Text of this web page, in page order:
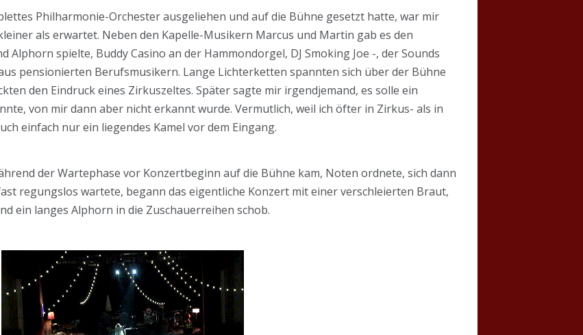
Philharmonie-Orchester ausgeliehen und auf die Bühne gesetzt hatte, war mir
als erwartet. Neben den Kapelle-Musikern Marcus und Martin gab es den
Alphorn spielte, Buddy Casino an der Hammondorgel, DJ Smoking Joe -, der Sounds
pensionierten Berufsmusikern. Lange Lichterketten spannten sich über der Bühne
den Eindruck eines Zirkuszeltes. Später sagte mir irgendjemand, es solle ein
von mir dann aber nicht erkannt wurde. Vermutlich, weil ich öfter in Zirkus- als in
einfach nur ein liegendes Kamel vor dem Eingang.
der Wartephase vor Konzertbeginn auf die Bühne kam, Noten ordnete, sich dann
regungslos wartete, begann das eigentliche Konzert mit einer verschleierten Braut,
ein langes Alphorn in die Zuschauerreihen schob.